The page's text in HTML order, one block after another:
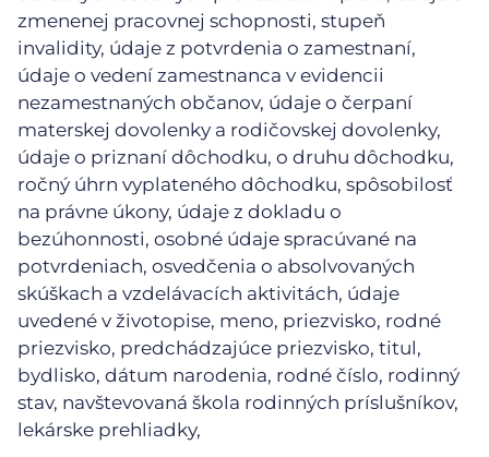
zmenenej pracovnej schopnosti, stupeň
invalidity, údaje z potvrdenia o zamestnaní,
údaje o vedení zamestnanca v evidencii
nezamestnaných občanov, údaje o čerpaní
materskej dovolenky a rodičovskej dovolenky,
údaje o priznaní dôchodku, o druhu dôchodku,
ročný úhrn vyplateného dôchodku, spôsobilosť
na právne úkony, údaje z dokladu o
bezúhonnosti, osobné údaje spracúvané na
potvrdeniach, osvedčenia o absolvovaných
skúškach a vzdelávacích aktivitách, údaje
uvedené v životopise, meno, priezvisko, rodné
priezvisko, predchádzajúce priezvisko, titul,
bydlisko, dátum narodenia, rodné číslo, rodinný
stav, navštevovaná škola rodinných príslušníkov,
lekárske prehliadky,